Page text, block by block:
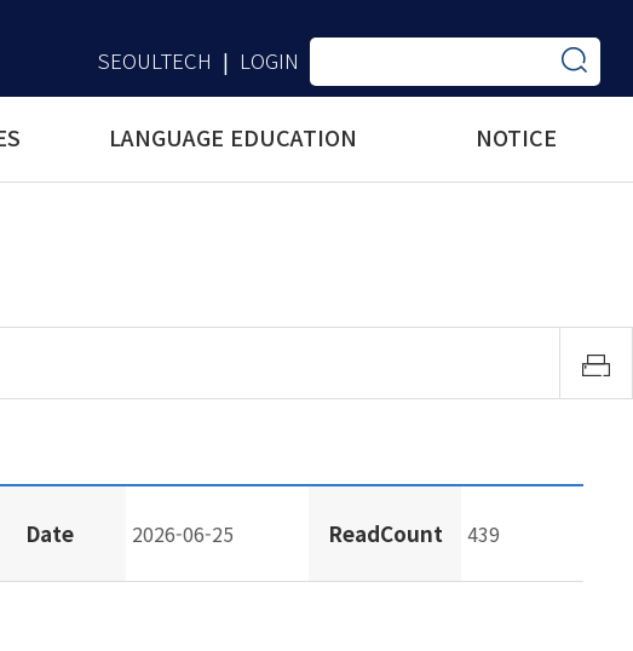
SEOULTECH | LOGIN
LANGUAGE EDUCATION NOTICE
Date 2026-06-25 ReadCount 439